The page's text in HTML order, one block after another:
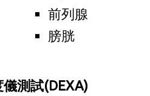
前列腺
膀胱
測試(DEXA)